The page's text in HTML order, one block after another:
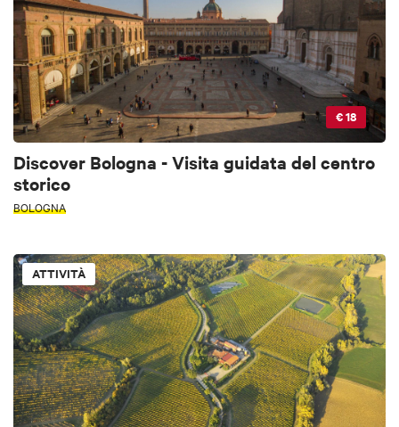
€ 18
Discover Bologna - Visita guidata del centro
storico
BOLOGNA
ATTIVITÀ